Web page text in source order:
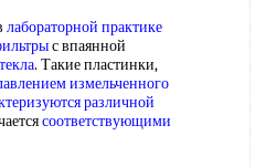
лабораторной практике
с впаянной
. Такие пластинки,
измельченного
различной
соответствующими